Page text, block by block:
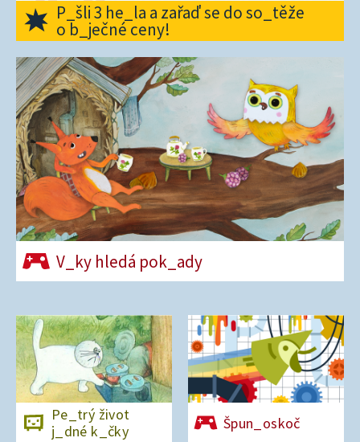
P_šli 3 he_la a zařaď se do so_těže
o b_ječné ceny!
V_ky hledá pok_ady
Pe_trý život
j_dné k_čky
Špun_oskoč